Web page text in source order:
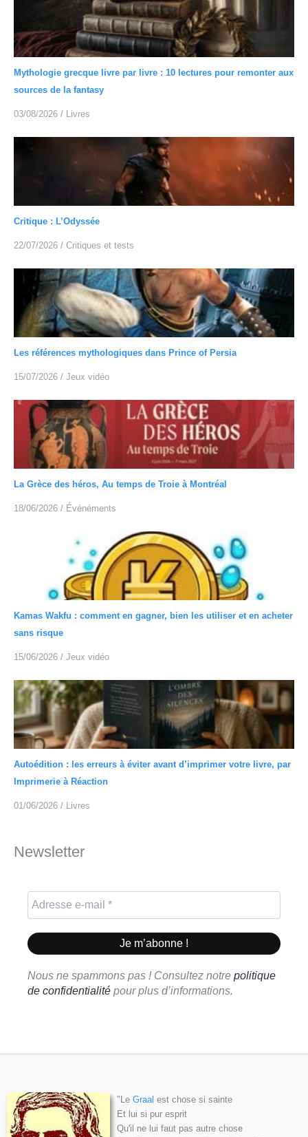
Mythologie grecque livre par livre : 10 lectures pour remonter aux
sources de la fantasy
03/08/2026 / Livres
Critique : L’Odyssée
22/07/2026 / Critiques et tests
Les références mythologiques dans Prince of Persia
15/07/2026 / Jeux vidéo
La Grèce des héros, Au temps de Troie à Montréal
18/06/2026 / Événéments
Kamas Wakfu : comment en gagner, bien les utiliser et en acheter
sans risque
15/06/2026 / Jeux vidéo
Autoédition : les erreurs à éviter avant d’imprimer votre livre, par
Imprimerie à Réaction
01/06/2026 / Livres
Newsletter
Nous ne spammons pas ! Consultez notre politique
de confidentialité pour plus d’informations.
"Le Graal est chose si sainte
Et lui si pur esprit
Qu'il ne lui faut pas autre chose